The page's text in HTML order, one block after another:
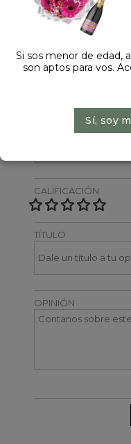
NOMBRE
CALIFICACIÓN
TÍTULO
OPINIÓN
Si sos menor de edad,
son aptos para vos.